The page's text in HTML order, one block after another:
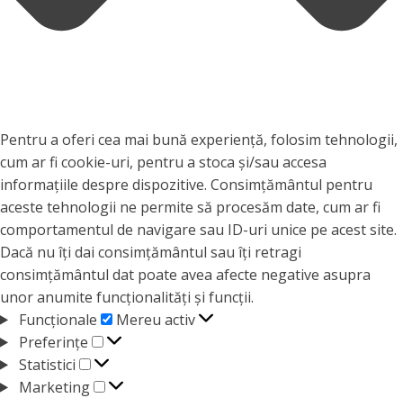
Pentru a oferi cea mai bună experiență, folosim tehnologii,
cum ar fi cookie-uri, pentru a stoca și/sau accesa
informațiile despre dispozitive. Consimțământul pentru
aceste tehnologii ne permite să procesăm date, cum ar fi
comportamentul de navigare sau ID-uri unice pe acest site.
Dacă nu îți dai consimțământul sau îți retragi
consimțământul dat poate avea afecte negative asupra
unor anumite funcționalități și funcții.
Funcționale
Funcționale
Mereu activ
Preferințe
Preferințe
Statistici
Statistici
Marketing
Marketing